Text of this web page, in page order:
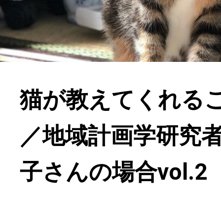
猫が教えてくれる
／地域計画学研究
子さんの場合vol.2